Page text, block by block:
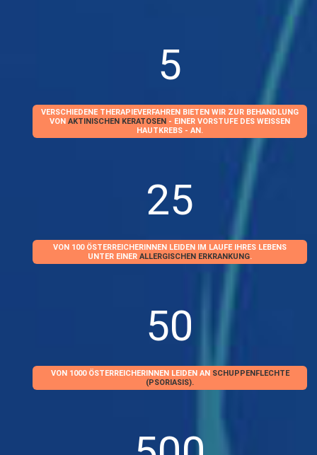
5
VERSCHIEDENE THERAPIEVERFAHREN BIETEN WIR ZUR BEHANDLUNG
VON AKTINISCHEN KERATOSEN - EINER VORSTUFE DES WEISSEN H
AUTKREBS - AN.
25
VON 100 ÖSTERREICHERINNEN LEIDEN IM LAUFE IHRES LEBENS
UNTER EINER ALLERGISCHEN ERKRANKUNG.
50
VON 1000 ÖSTERREICHERINNEN LEIDEN AN SCHUPPENFLECHTE
(PSORIASIS).